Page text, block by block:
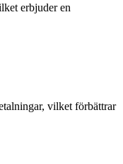
erbjuder en
vilket förbättrar